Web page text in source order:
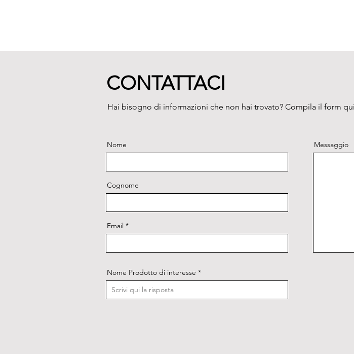
CONTATTACI
Hai bisogno di informazioni che non hai trovato? Compila il form
Nome
Cognome
Email
Messaggio
Nome Prodotto di interesse